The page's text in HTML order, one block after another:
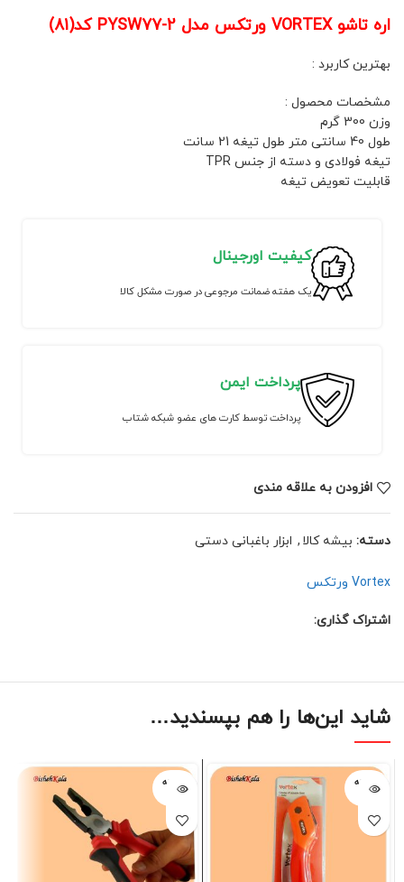
اره تاشو VORTEX ورتکس مدل PYSW77-2 کد(81)
بهترین کاربرد :
مشخصات محصول :
وزن 300 گرم
طول 40 سانتی متر طول تیغه 21 سانت
تیغه فولادی و دسته از جنس TPR
قابلیت تعویض تیغه
کیفیت اورجینال
یک هفته ضمانت مرجوعی در صورت مشکل کالا
پرداخت ایمن
پرداخت توسط کارت های عضو شبکه شتاب
افزودن به علاقه مندی
دسته: بیشه کالا , ابزار باغبانی دستی
Vortex ورتکس
اشتراک گذاری:
شاید این‌ها را هم بپسندید…
فروخته
شده
فروخته
شده